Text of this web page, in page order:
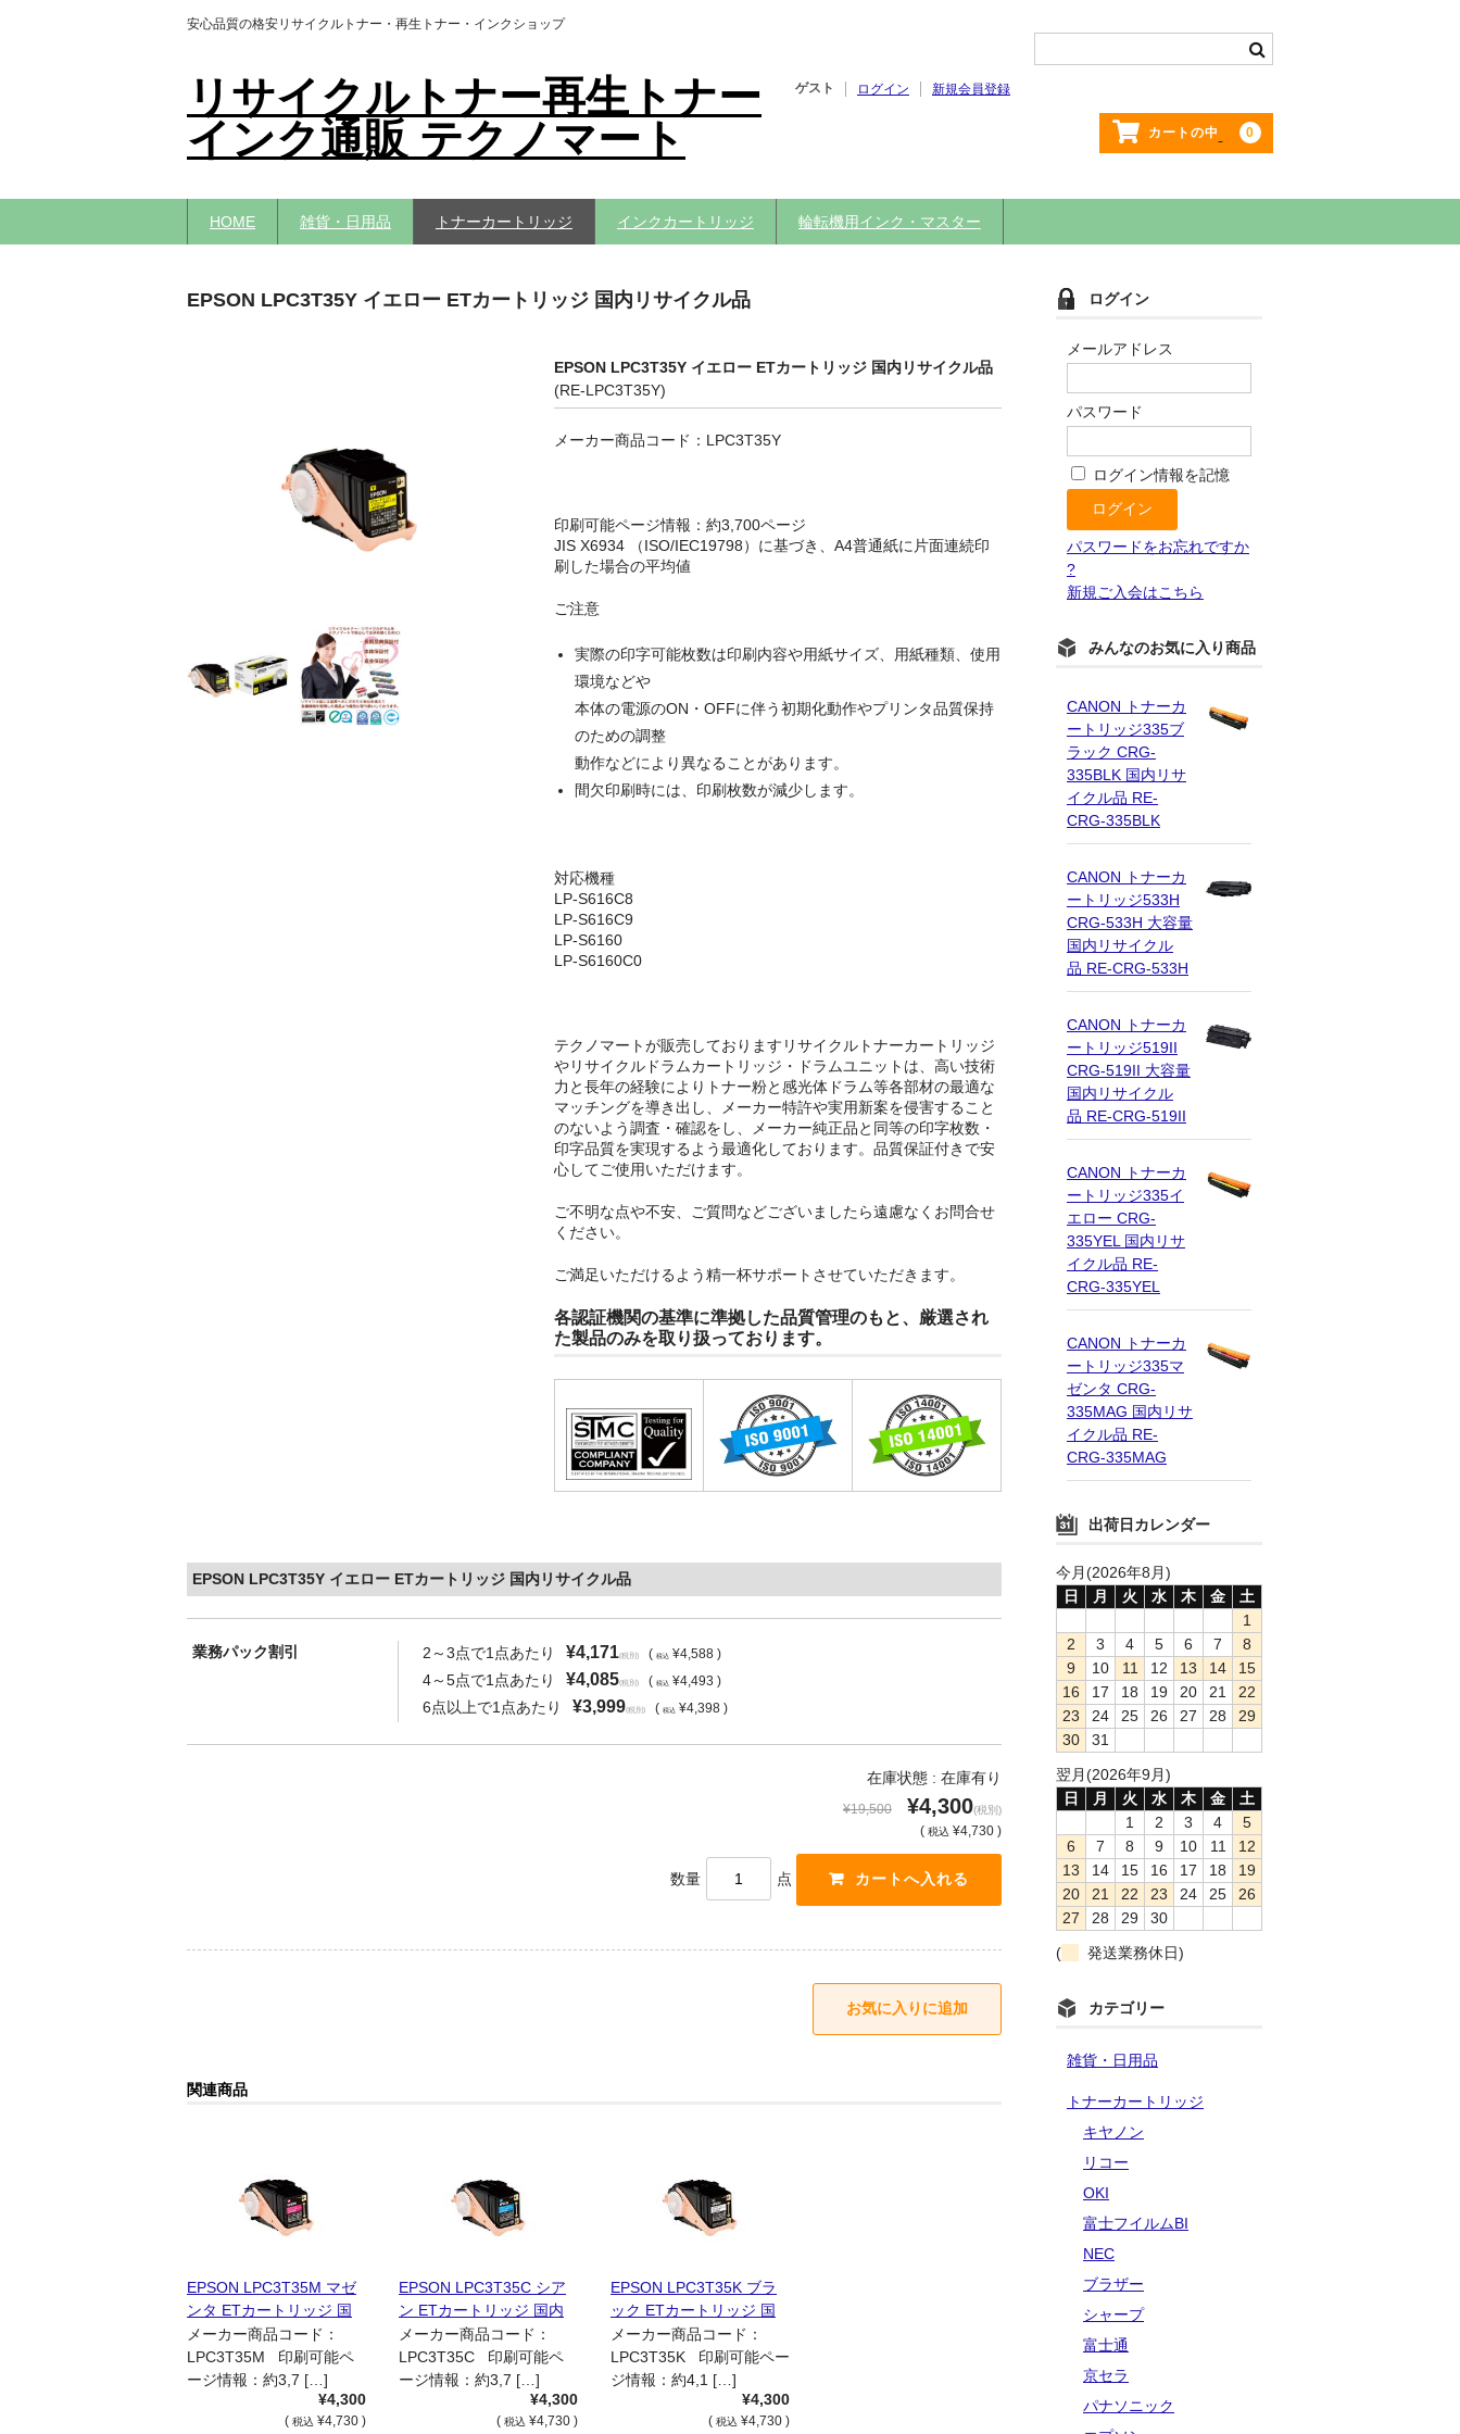
安心品質の格安リサイクルトナー・再生トナー・インクショップ
リサイクルトナー再生トナー
インク通販 テクノマート
ゲスト ログイン 新規会員登録
カートの中 0
HOME 雑貨・日用品 トナーカートリッジ インクカートリッジ 輪転機用インク・マスター
EPSON LPC3T35Y イエロー ETカートリッジ 国内リサイクル品
EPSON LPC3T35Y イエロー ETカートリッジ 国内リサイクル品
(RE-LPC3T35Y)
メーカー商品コード：LPC3T35Y
印刷可能ページ情報：約3,700ページ
JIS X6934 （ISO/IEC19798）に基づき、A4普通紙に片面連続印
刷した場合の平均値
ご注意
実際の印字可能枚数は印刷内容や用紙サイズ、用紙種類、使用
環境などや
本体の電源のON・OFFに伴う初期化動作やプリンタ品質保持
のための調整
動作などにより異なることがあります。
間欠印刷時には、印刷枚数が減少します。
対応機種
LP-S616C8
LP-S616C9
LP-S6160
LP-S6160C0
テクノマートが販売しておりますリサイクルトナーカートリッジ
やリサイクルドラムカートリッジ・ドラムユニットは、高い技術
力と長年の経験によりトナー粉と感光体ドラム等各部材の最適な
マッチングを導き出し、メーカー特許や実用新案を侵害すること
のないよう調査・確認をし、メーカー純正品と同等の印字枚数・
印字品質を実現するよう最適化しております。品質保証付きで安
心してご使用いただけます。
ご不明な点や不安、ご質問などございましたら遠慮なくお問合せ
ください。
ご満足いただけるよう精一杯サポートさせていただきます。
各認証機関の基準に準拠した品質管理のもと、厳選され
た製品のみを取り扱っております。
EPSON LPC3T35Y イエロー ETカートリッジ 国内リサイクル品
業務パック割引 2～3点で1点あたり ¥4,171(税別) ( 税込 ¥4,588 )
4～5点で1点あたり ¥4,085(税別) ( 税込 ¥4,493 )
6点以上で1点あたり ¥3,999(税別) ( 税込 ¥4,398 )
在庫状態 : 在庫有り
¥19,500 ¥4,300(税別)
( 税込 ¥4,730 )
数量 点
関連商品
EPSON LPC3T35M マゼ
ンタ ETカートリッジ 国
内リサイクル品
メーカー商品コード：
LPC3T35M 印刷可能ペ
ージ情報：約3,7 […]
¥4,300
( 税込 ¥4,730 )
EPSON LPC3T35C シア
ン ETカートリッジ 国内
リサイクル品
メーカー商品コード：
LPC3T35C 印刷可能ペ
ージ情報：約3,7 […]
¥4,300
( 税込 ¥4,730 )
EPSON LPC3T35K ブラ
ック ETカートリッジ 国
内リサイクル品
メーカー商品コード：
LPC3T35K 印刷可能ペー
ジ情報：約4,1 […]
¥4,300
( 税込 ¥4,730 )
ログイン
メールアドレス
パスワード
ログイン情報を記憶
パスワードをお忘れですか
?
新規ご入会はこちら
みんなのお気に入り商品
CANON トナーカ
ートリッジ335ブ
ラック CRG-
335BLK 国内リサ
イクル品 RE-
CRG-335BLK
CANON トナーカ
ートリッジ533H
CRG-533H 大容量
国内リサイクル
品 RE-CRG-533H
CANON トナーカ
ートリッジ519II
CRG-519II 大容量
国内リサイクル
品 RE-CRG-519II
CANON トナーカ
ートリッジ335イ
エロー CRG-
335YEL 国内リサ
イクル品 RE-
CRG-335YEL
CANON トナーカ
ートリッジ335マ
ゼンタ CRG-
335MAG 国内リサ
イクル品 RE-
CRG-335MAG
出荷日カレンダー
今月(2026年8月)
日
月 火 水 木 金
土
1
2
3 4 5 6 7
8
9
10 11 12 13 14
15
16
17 18 19 20 21
22
23
24 25 26 27 28
29
30
31
翌月(2026年9月)
日
月 火 水 木 金
土
1
2 3 4
5
6
7 8 9 10 11
12
13
14 15 16 17 18
19
20
21 22 23 24 25
26
27
28 29
30
(
発送業務休日)
カテゴリー
雑貨・日用品
トナーカートリッジ
キヤノン
リコー
OKI
富士フイルムBI
NEC
ブラザー
シャープ
富士通
京セラ
パナソニック